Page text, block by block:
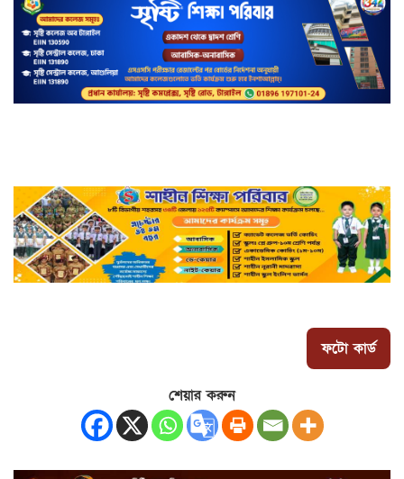
ফটো কার্ড
শেয়ার করুন